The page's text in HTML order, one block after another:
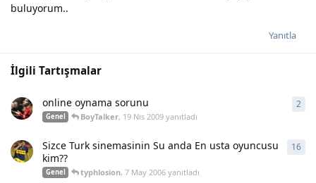
buluyorum..
Yanıtla
İlgili Tartışmalar
online oynama sorunu
Genel BoyTalker, 19 Nis 2009 yanıtladı
2
Sizce Turk sinemasinin Su anda En usta oyuncusu
kim??
Genel typhlosion,7 May 2006 yanıtladı
16